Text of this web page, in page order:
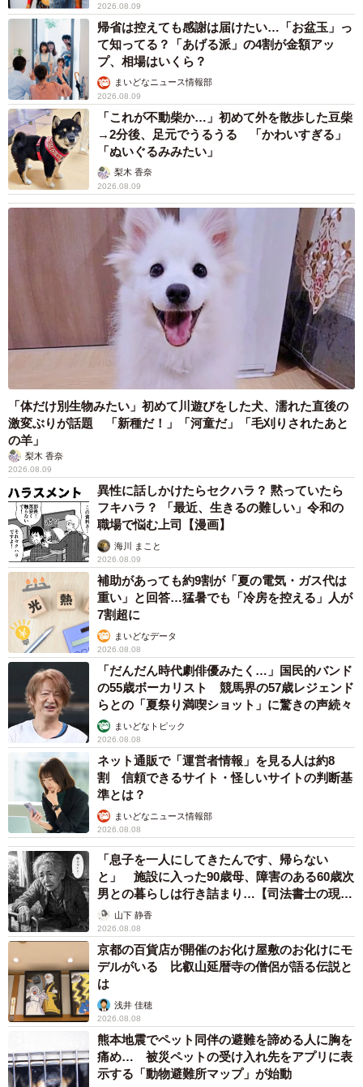
2026.08.09
帰省は控えても感謝は届けたい…「お盆玉」っ
て知ってる？「あげる派」の4割が金額アッ
プ、相場はいくら？
まいどなニュース情報部
2026.08.09
「これが不動柴か…」初めて外を散歩した豆柴
→2分後、足元でうるうる 「かわいすぎる」
「ぬいぐるみみたい」
梨木 香奈
2026.08.09
「体だけ別生物みたい」初めて川遊びをした犬、濡れた直後の
激変ぶりが話題 「新種だ！」「河童だ」「毛刈りされたあと
の羊」
梨木 香奈
2026.08.09
異性に話しかけたらセクハラ？ 黙っていたら
フキハラ？ 「最近、生きるの難しい」令和の
職場で悩む上司【漫画】
海川 まこと
2026.08.09
補助があっても約9割が「夏の電気・ガス代は
重い」と回答…猛暑でも「冷房を控える」人が
7割超に
まいどなデータ
2026.08.08
「だんだん時代劇俳優みたく…」国民的バンド
の55歳ボーカリスト 競馬界の57歳レジェンド
らとの「夏祭り満喫ショット」に驚きの声続々
まいどなトピック
2026.08.08
ネット通販で「運営者情報」を見る人は約8
割 信頼できるサイト・怪しいサイトの判断基
準とは？
まいどなニュース情報部
2026.08.08
「息子を一人にしてきたんです、帰らない
と」 施設に入った90歳母、障害のある60歳次
男との暮らしは行き詰まり…【司法書士の現場
から】山下 静香
2026.08.08
京都の百貨店が開催のお化け屋敷のお化けにモ
デルがいる 比叡山延暦寺の僧侶が語る伝説と
は
浅井 佳穂
2026.08.08
熊本地震でペット同伴の避難を諦める人に胸を
痛め… 被災ペットの受け入れ先をアプリに表
示する「動物避難所マップ」が始動